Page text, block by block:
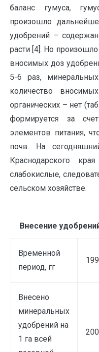
баланс гумуса,
произошло
удобрений –
расти [4]. Но
вносимых доз
5-6 раз,
количество
органических – нет
формируется за
элементов питания,
почв. На
Краснодарского
слабокислые,
сельском хозяйстве.
Внесение
Временной
период, гг
Внесено
минеральных
удобрений на
1 га всей
200